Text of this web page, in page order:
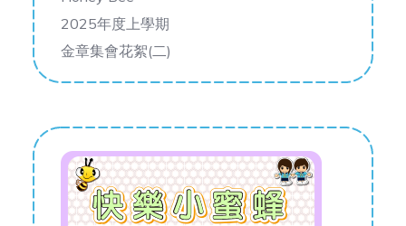
2025年度上學期
金章集會花絮(二)